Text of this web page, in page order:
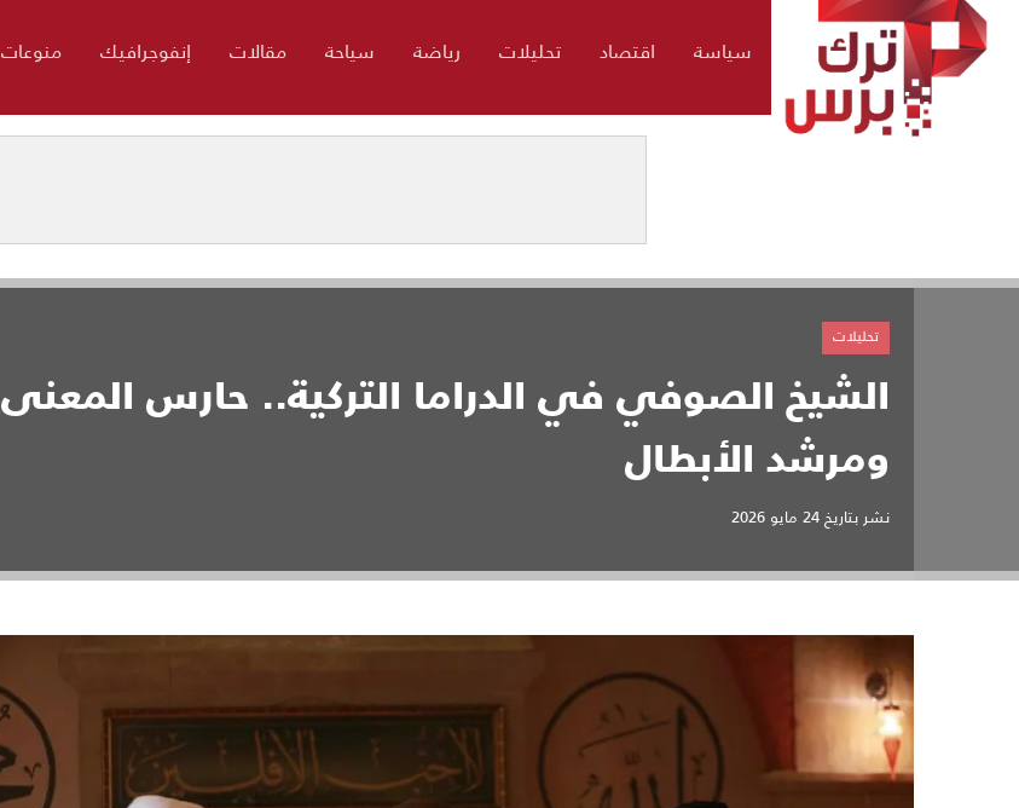
سياسة اقتصاد تحليلات رياضة سياحة مقالات إنفوجرافيك منوعات
الشيخ الصوفي في الدراما التركية.. حارس المعنى
ومرشد الأبطال
نشر بتاريخ24 مايو 2026
تحليلات